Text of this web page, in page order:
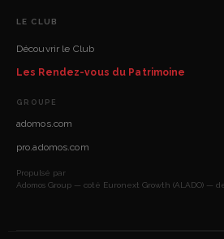
LE CLUB
Découvrir le Club
Les Rendez-vous du Patrimoine
GROUPE
adomos.com
pro.adomos.com
Propulsé par
Adomos Group — coté Euronext Growth (ALADO) —